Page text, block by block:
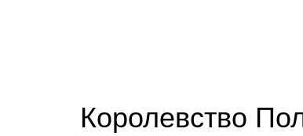
Королевство